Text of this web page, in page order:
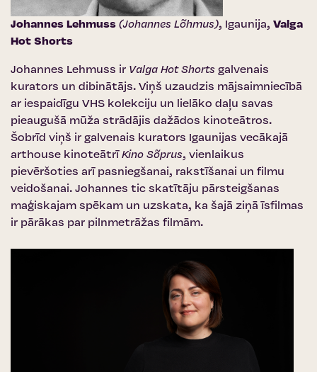
Johannes Lehmuss (Johannes Lõhmus), Igaunija, Valga
Hot Shorts
Johannes Lehmuss ir Valga Hot Shorts galvenais
kurators un dibinātājs. Viņš uzaudzis mājsaimniecībā
ar iespaidīgu VHS kolekciju un lielāko daļu savas
pieaugušā mūža strādājis dažādos kinoteātros.
Šobrīd viņš ir galvenais kurators Igaunijas vecākajā
arthouse kinoteātrīKino Sõprus, vienlaikus
pievēršoties arī pasniegšanai, rakstīšanai un filmu
veidošanai. Johannes tic skatītāju pārsteigšanas
maģiskajam spēkam un uzskata, ka šajā ziņā īsfilmas
ir pārākas par pilnmetrāžas filmām.